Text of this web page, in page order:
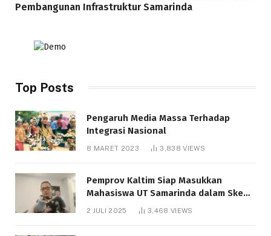
Pembangunan Infrastruktur Samarinda
Top Posts
Pengaruh Media Massa Terhadap
Integrasi Nasional
8 MARET 2023 3,838VIEWS
Pemprov Kaltim Siap Masukkan
Mahasiswa UT Samarinda dalam Skema
Bantuan Pendidikan Gratispol
2 JULI 2025 3,468 VIEWS